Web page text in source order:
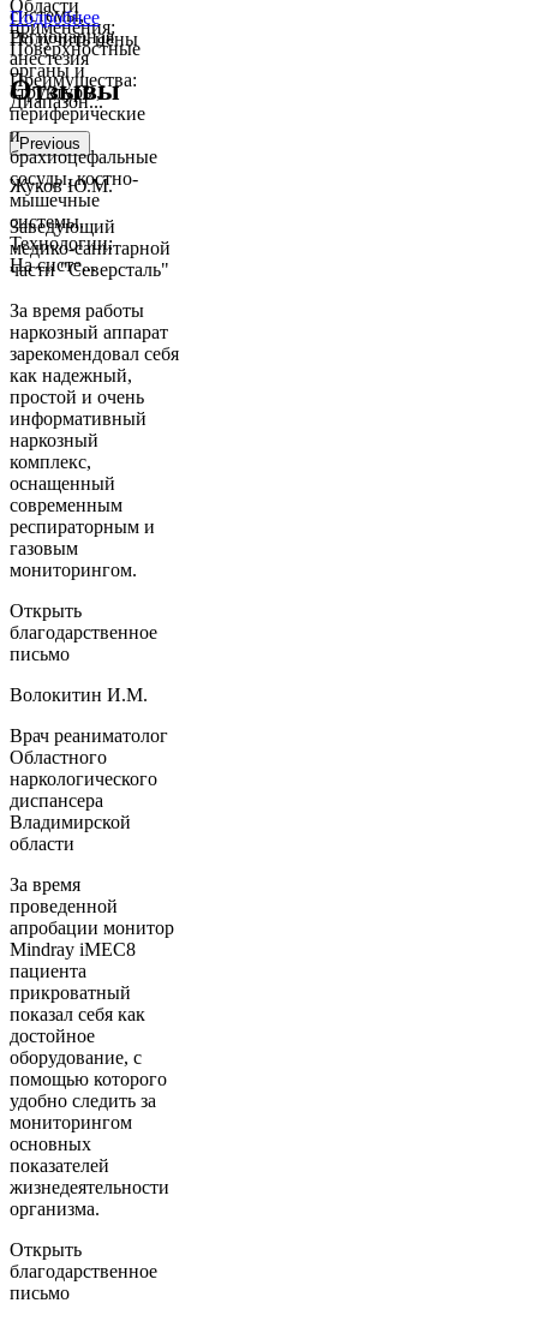
системы,
Регионарная
анестезия
Преимущества:
Диапазон...
Области
применения:
Поверхностные
органы и
структуры,
периферические
и
брахиоцефальные
сосуды, костно-
мышечные
системы.
Технологии:
На систе...
Подробнее
Получить цены
Отзывы
Previous
Жуков Ю.М.
Заведующий
медико-санитарной
части "Северсталь"
За время работы
наркозный аппарат
зарекомендовал себя
как надежный,
простой и очень
информативный
наркозный
комплекс,
оснащенный
современным
респираторным и
газовым
мониторингом.
Открыть
благодарственное
письмо
Волокитин И.М.
Врач реаниматолог
Областного
наркологического
диспансера
Владимирской
области
За время
проведенной
апробации монитор
Mindray iMEC8
пациента
прикроватный
показал себя как
достойное
оборудование, с
помощью которого
удобно следить за
мониторингом
основных
показателей
жизнедеятельности
организма.
Открыть
благодарственное
письмо